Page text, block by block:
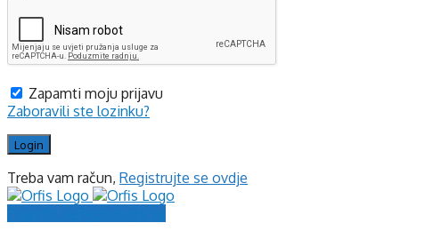
Zapamti moju prijavu
Zaboravili ste lozinku?
Treba vam račun, Registrujte se ovdje